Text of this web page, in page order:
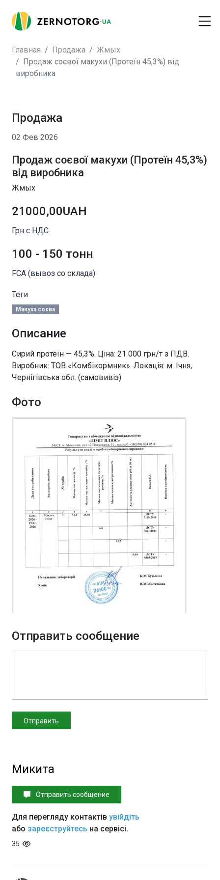
Главная Продажа
Жмых
Продаж соєвої макухи (Протеїн 45,3%) від
виробника
Продажа
02 Фев 2026
Продаж соєвої макухи (Протеїн 45,3%)
від виробника
Жмых
21000,00UAH
Грн с НДС
100 - 150 тонн
FCA (вывоз со склада)
Теги
Макуха соєва
Описание
Сирий протеїн — 45,3%. Ціна: 21 000 грн/т з ПДВ.
Виробник: ТОВ «Комбікормник». Локація: м. Ічня,
Чернігівська обл. (самовивіз)
Фото
Отправить сообщение
Микита
Отправить сообщение
Для перегляду контактів увійдіть
або зареєструйтесь на сервісі.
35